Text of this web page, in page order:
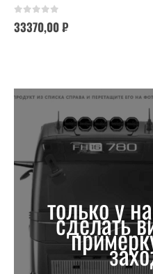
33370,00₽
только у
сделать